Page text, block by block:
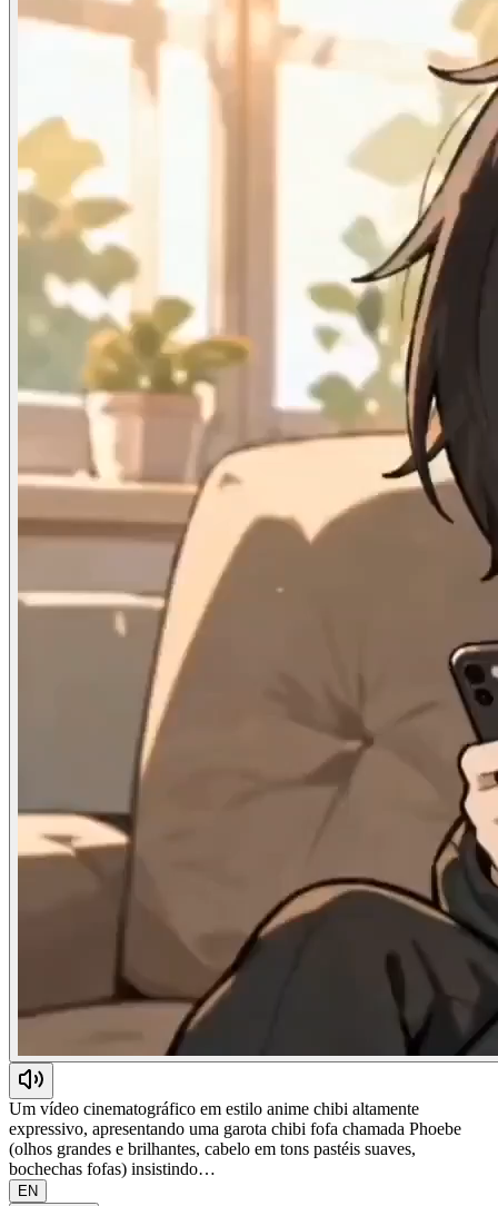
Um vídeo cinematográfico em estilo anime chibi altamente
expressivo, apresentando uma garota chibi fofa chamada Phoebe
(olhos grandes e brilhantes, cabelo em tons pastéis suaves,
bochechas fofas) insistindo…
EN